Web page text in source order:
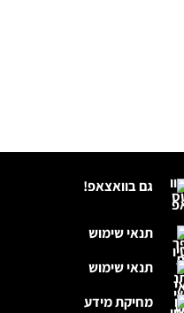
גם בוואצאפ!
תנאי שימוש
תנאי שימוש
מחיקת מידע